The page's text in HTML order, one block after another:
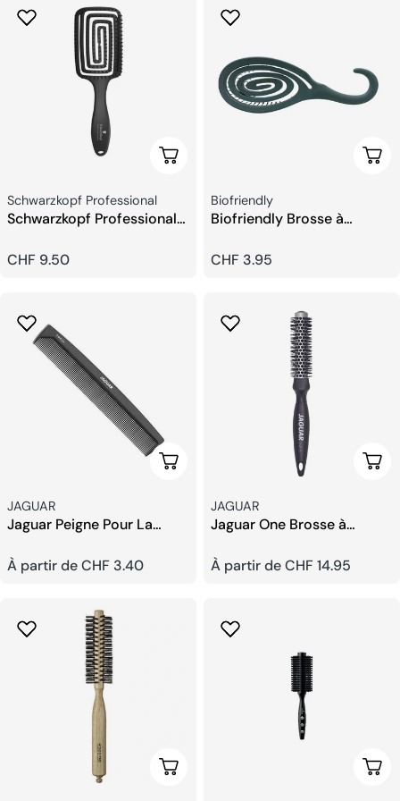
Ajouter Au Panier
Fournisseur:
Schwarzkopf Professional
Schwarzkopf Professional
Démêler
Prix
CHF 9.50
Fournisseur:
Biofriendly
Biofriendly Brosse à
Démêlante
Prix
CHF 3.95
Choisissez Les Options
Fournisseur:
JAGUAR
Jaguar Peigne Pour La
Prix
À partir de CHF 3.40
Fournisseur:
JAGUAR
Jaguar One Brosse à
Prix
À partir de CHF 14.95
Choisissez Les Options